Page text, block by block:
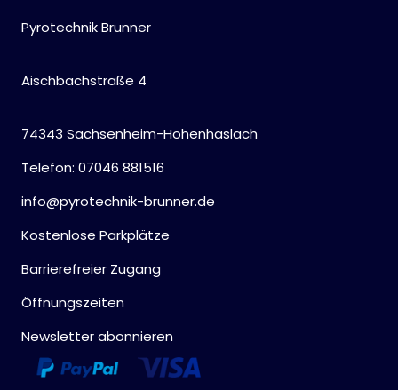
Pyrotechnik Brunner
Aischbachstraße 4
74343 Sachsenheim-Hohenhaslach
Telefon: 07046 881516
info@pyrotechnik-brunner.de
Kostenlose Parkplätze
Barrierefreier Zugang
Öffnungszeiten
Newsletter abonnieren